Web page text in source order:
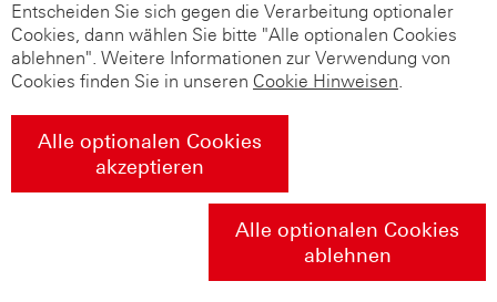
Entscheiden Sie sich gegen die Verarbeitung optionaler
Cookies, dann wählen Sie bitte "Alle optionalen Cookies
ablehnen". Weitere Informationen zur Verwendung von
Cookies finden Sie in unseren Cookie Hinweisen.
Alle optionalen Cookies
akzeptieren
Alle optionalen Cookies
ablehnen